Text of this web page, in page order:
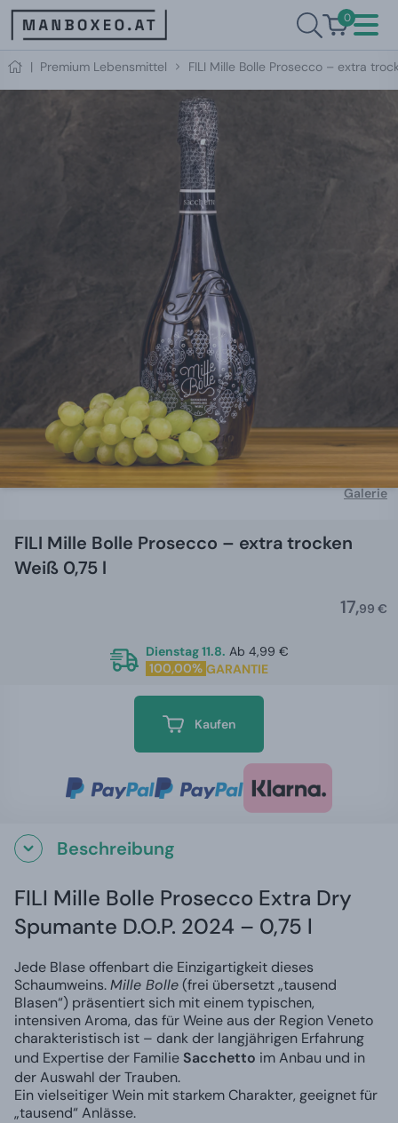
0
| Premium Lebensmittel FILI Mille Bolle Prosecco – extra
Galerie
FILI Mille Bolle Prosecco – extra trocken
Weiß 0,75 l
17,99 €
Dienstag 11.8. Ab 4,99 €
100,00% GARANTIE
Kaufen
Beschreibung
FILI Mille Bolle Prosecco Extra Dry
Spumante D.O.P. 2024 – 0,75 l
Jede Blase offenbart die Einzigartigkeit dieses
Schaumweins.Mille Bolle(frei übersetzt „tausend
Blasen“) präsentiert sich mit einem typischen,
intensiven Aroma, das für Weine aus der Region Veneto
charakteristisch ist – dank der langjährigen Erfahrung
und Expertise der Familie Sacchetto im Anbau und in
der Auswahl der Trauben.
Ein vielseitiger Wein mit starkem Charakter, geeignet für
„tausend“ Anlässe.